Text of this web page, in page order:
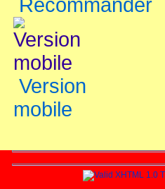
Recommander
Version
mobile